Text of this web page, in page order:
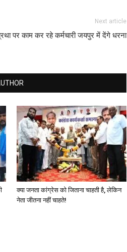
Next article
पर काम कर रहे कर्मचारी जयपुर में देंगे धरना
क्या जनता कांग्रेस को जिताना चाहती है, लेकिन
नेता जीतना नहीं चाहते!